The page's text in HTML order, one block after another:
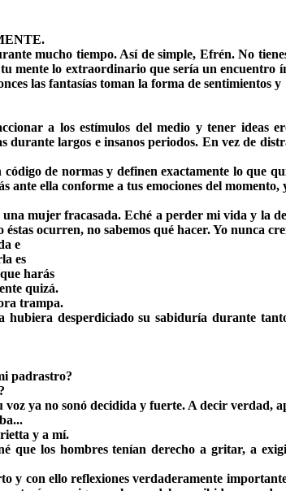
mucho tiempo. Así de simple, Efrén. No
lo extraordinario que sería un encuentro
las fantasías toman la forma de sentimientos y
a los estímulos del medio y tener
largos e insanos periodos. En vez de
de normas y definen exactamente lo que
ella conforme a tus emociones del
mujer fracasada. Eché a perder mi vida y la
ocurren, no sabemos qué hacer. Yo nunca
e
es
harás
quizá.
trampa.
desperdiciado su sabiduría durante
padrastro?
ya no sonó decidida y fuerte. A decir verdad,
y a mí.
los hombres tenían derecho a gritar, a
y con ello reflexiones verdaderamente